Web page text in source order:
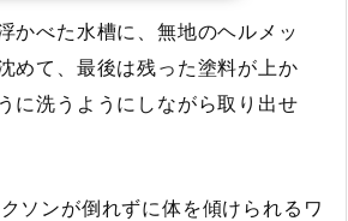
かべた水槽に、無地のヘルメッ
めて、最後は残った塗料が上か
に洗うようにしながら取り出せ
ソンが倒れずに体を傾けられるワ